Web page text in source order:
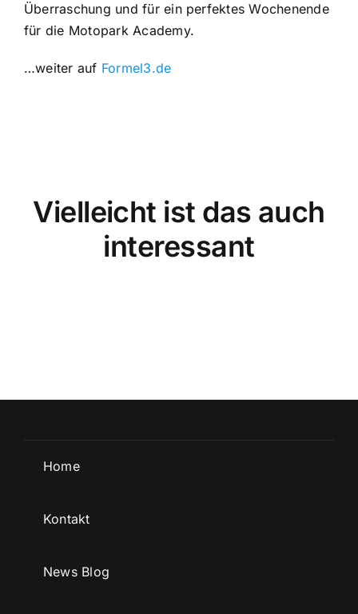
Überraschung und für ein perfektes Wochenende
für die Motopark Academy.
…weiter auf Formel3.de
Vielleicht ist das auch
interessant
Home
Kontakt
News Blog